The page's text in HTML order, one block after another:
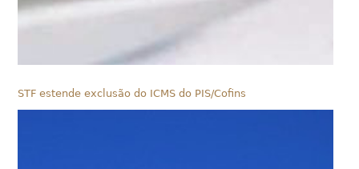
STF estende exclusão do ICMS do PIS/Cofins